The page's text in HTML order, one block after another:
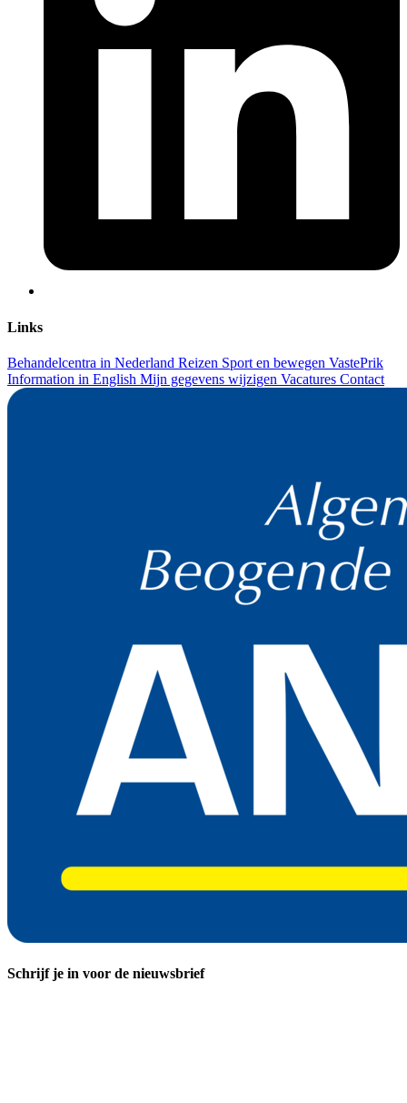
Links
Behandelcentra in Nederland Reizen Sport en bewegen VastePrik
Information in English Mijn gegevens wijzigen Vacatures Contact
Schrijf je in voor de nieuwsbrief